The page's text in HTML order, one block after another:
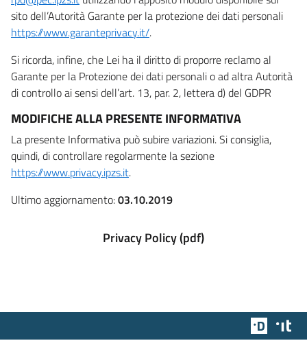
sito dell’Autorità Garante per la protezione dei dati personali
https://www.garanteprivacy.it/.
Si ricorda, infine, che Lei ha il diritto di proporre reclamo al
Garante per la Protezione dei dati personali o ad altra Autorità
di controllo ai sensi dell’art. 13, par. 2, lettera d) del GDPR
MODIFICHE ALLA PRESENTE INFORMATIVA
La presente Informativa può subire variazioni. Si consiglia,
quindi, di controllare regolarmente la sezione
https://www.privacy.ipzs.it.
Ultimo aggiornamento:03.10.2019
Privacy Policy (pdf)
Team